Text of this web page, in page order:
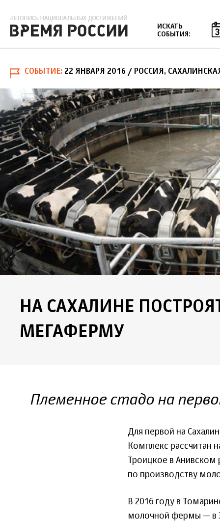
ИСКАТЬ
СОБЫТИЯ:
СОБЫТИЕ 22 ЯНВАРЯ 2016 / РОССИЯ,
НА САХАЛИНЕ
МЕГАФЕРМУ
Племенное стадо на
Для первой на
Комплекс рассчитан
Троицкое в
по производству
В 2016 году в
молочной фермы — в